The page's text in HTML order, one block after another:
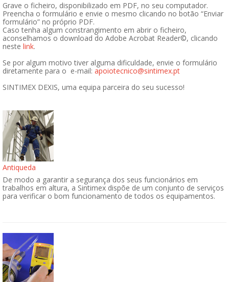
Grave o ficheiro, disponibilizado em PDF, no seu computador.
Preencha o formulário e envie o mesmo clicando no botão “Enviar
formulário” no próprio PDF.
Caso tenha algum constrangimento em abrir o ficheiro,
aconselhamos o download do Adobe Acrobat Reader©, clicando
neste link.
Se por algum motivo tiver alguma dificuldade, envie o formulário
diretamente para o e-mail: apoiotecnico@sintimex.pt
SINTIMEX DEXIS, uma equipa parceira do seu sucesso!
Antiqueda
De modo a garantir a segurança dos seus funcionários em
trabalhos em altura, a Sintimex dispõe de um conjunto de serviços
para verificar o bom funcionamento de todos os equipamentos.